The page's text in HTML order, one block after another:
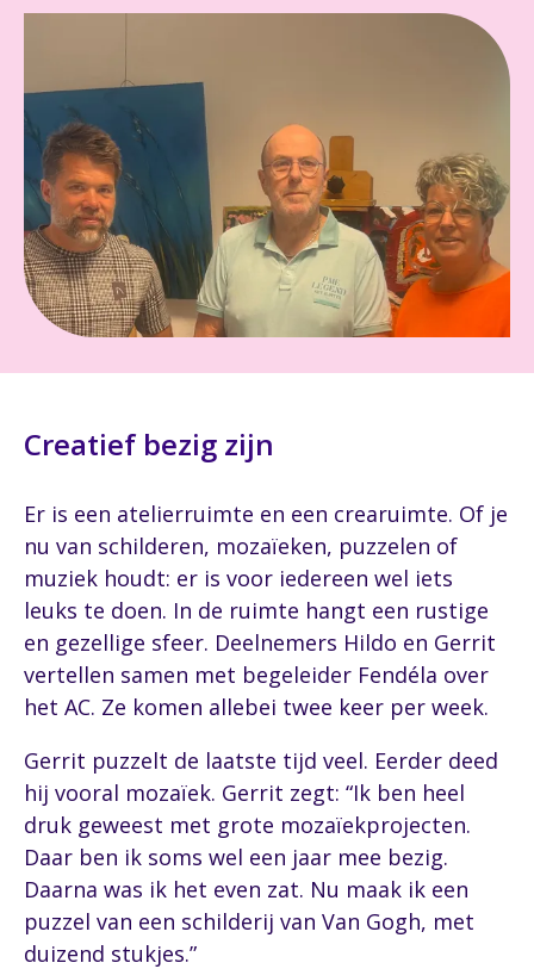
Creatief bezig zijn
Er is een atelierruimte en een crearuimte. Of je
nu van schilderen, mozaïeken, puzzelen of
muziek houdt: er is voor iedereen wel iets
leuks te doen. In de ruimte hangt een rustige
en gezellige sfeer. Deelnemers Hildo en Gerrit
vertellen samen met begeleider Fendéla over
het AC. Ze komen allebei twee keer per week.
Gerrit puzzelt de laatste tijd veel. Eerder deed
hij vooral mozaïek. Gerrit zegt: “Ik ben heel
druk geweest met grote mozaïekprojecten.
Daar ben ik soms wel een jaar mee bezig.
Daarna was ik het even zat. Nu maak ik een
puzzel van een schilderij van Van Gogh, met
duizend stukjes.”